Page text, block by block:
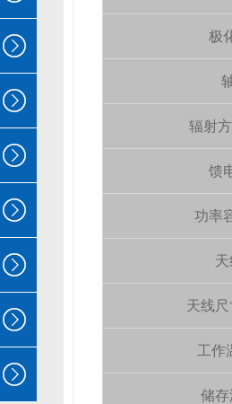
极
辐射
馈
功率
天
天线尺
工作
储存